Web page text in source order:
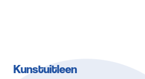
Kunstuitleen